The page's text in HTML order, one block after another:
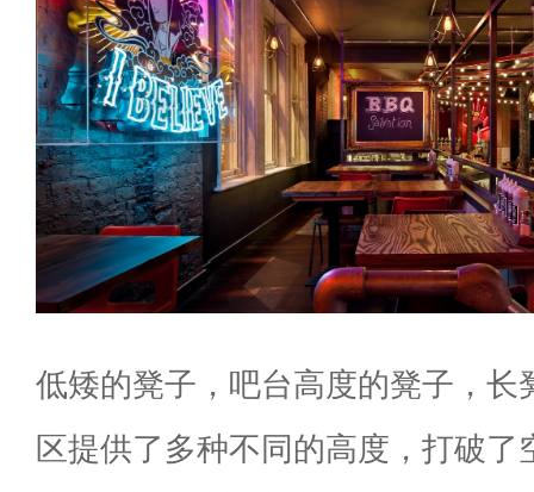
低矮的凳子，吧台高度的凳子，长
区提供了多种不同的高度，打破了